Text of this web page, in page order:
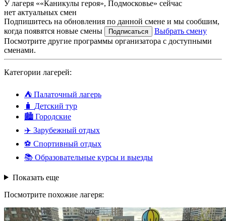
У лагеря ««Каникулы героя», Подмосковье» сейчас
нет актуальных смен
Подпишитесь на обновления по данной смене и мы сообшим,
когда появятся новые смены
Подписаться
Выбрать смену
Посмотрите другие программы организатора с доступными
сменами.
Категории лагерей:
⛺ Палаточный лагерь
🧳 Детский тур
🏙️ Городские
✈️ Зарубежный отдых
⚽ Спортивный отдых
📚 Образовательные курсы и выезды
Показать еще
Посмотрите похожие лагеря: